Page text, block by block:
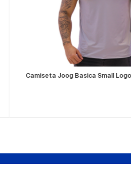
Camiseta Joog Basica Small